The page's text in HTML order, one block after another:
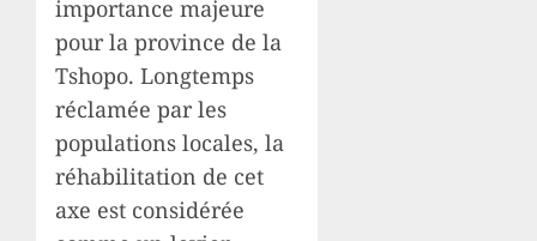
importance majeure
pour la province de la
Tshopo. Longtemps
réclamée par les
populations locales, la
réhabilitation de cet
axe est considérée